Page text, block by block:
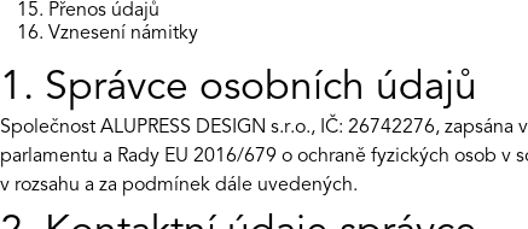
Přenos údajů
Vznesení námitky
1. Správce osobních údajů
Společnost ALUPRESS DESIGN s.r.o., IČ: 26742276,
parlamentu a Rady EU 2016/679 o ochraně fyzických osob
v rozsahu a za podmínek dále uvedených.